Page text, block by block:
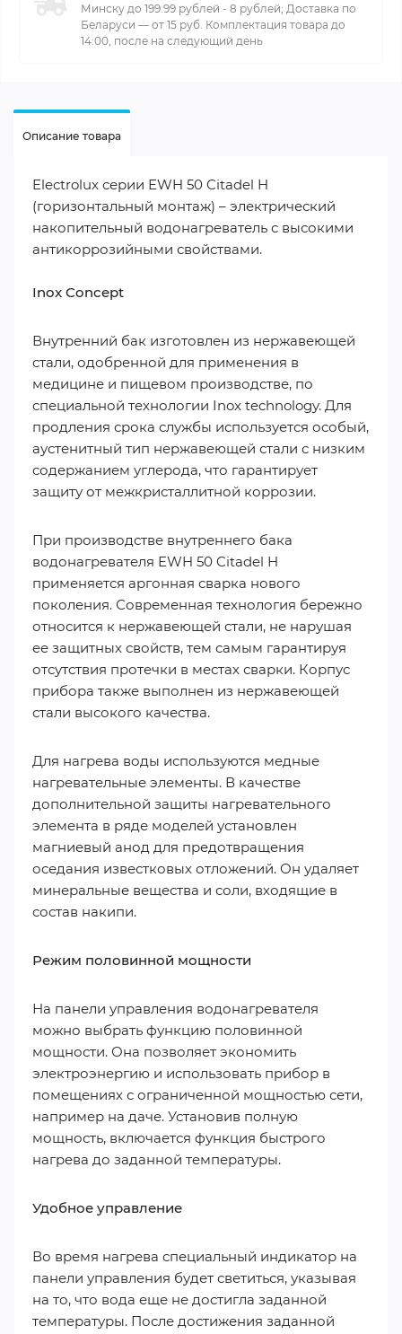
Минску до 199.99 рублей - 8 рублей; Доставка по
Беларуси — от 15 руб. Комплектация товара до
14:00, после на следующий день
Описание товара
Electrolux серии EWH 50 Citadel H
(горизонтальный монтаж) – электрический
накопительный водонагреватель с высокими
антикоррозийными свойствами.
Inox Concept
Внутренний бак изготовлен из нержавеющей
стали, одобренной для применения в
медицине и пищевом производстве, по
специальной технологии Inox technology. Для
продления срока службы используется особый,
аустенитный тип нержавеющей стали с низким
содержанием углерода, что гарантирует
защиту от межкристаллитной коррозии.
При производстве внутреннего бака
водонагревателя EWH 50 Citadel H
применяется аргонная сварка нового
поколения. Современная технология бережно
относится к нержавеющей стали, не нарушая
ее защитных свойств, тем самым гарантируя
отсутствия протечки в местах сварки. Корпус
прибора также выполнен из нержавеющей
стали высокого качества.
Для нагрева воды используются медные
нагревательные элементы. В качестве
дополнительной защиты нагревательного
элемента в ряде моделей установлен
магниевый анод для предотвращения
оседания известковых отложений. Он удаляет
минеральные вещества и соли, входящие в
состав накипи.
Режим половинной мощности
На панели управления водонагревателя
можно выбрать функцию половинной
мощности. Она позволяет экономить
электроэнергию и использовать прибор в
помещениях с ограниченной мощностью сети,
например на даче. Установив полную
мощность, включается функция быстрого
нагрева до заданной температуры.
Удобное управление
Во время нагрева специальный индикатор на
панели управления будет светиться, указывая
на то, что вода еще не достигла заданной
температуры. После достижения заданной